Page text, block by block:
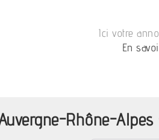
Ici votre
En
Rhône-